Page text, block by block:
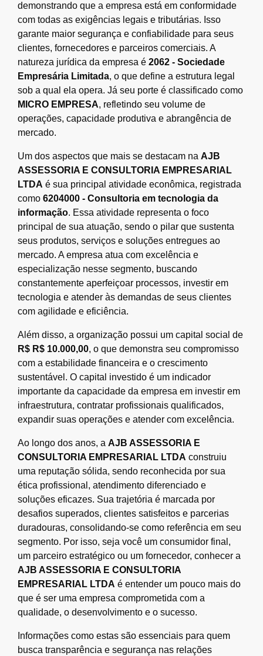
demonstrando que a empresa está em conformidade
com todas as exigências legais e tributárias. Isso
garante maior segurança e confiabilidade para seus
clientes, fornecedores e parceiros comerciais. A
natureza jurídica da empresa é 2062 - Sociedade
Empresária Limitada, o que define a estrutura legal
sob a qual ela opera. Já seu porte é classificado como
MICRO EMPRESA, refletindo seu volume de
operações, capacidade produtiva e abrangência de
mercado.
Um dos aspectos que mais se destacam na AJB
ASSESSORIA E CONSULTORIA EMPRESARIAL
LTDA é sua principal atividade econômica, registrada
como 6204000 - Consultoria em tecnologia da
informação. Essa atividade representa o foco
principal de sua atuação, sendo o pilar que sustenta
seus produtos, serviços e soluções entregues ao
mercado. A empresa atua com excelência e
especialização nesse segmento, buscando
constantemente aperfeiçoar processos, investir em
tecnologia e atender às demandas de seus clientes
com agilidade e eficiência.
Além disso, a organização possui um capital social de
R$ R$ 10.000,00, o que demonstra seu compromisso
com a estabilidade financeira e o crescimento
sustentável. O capital investido é um indicador
importante da capacidade da empresa em investir em
infraestrutura, contratar profissionais qualificados,
expandir suas operações e atender com excelência.
Ao longo dos anos, a AJB ASSESSORIA E
CONSULTORIA EMPRESARIAL LTDA construiu
uma reputação sólida, sendo reconhecida por sua
ética profissional, atendimento diferenciado e
soluções eficazes. Sua trajetória é marcada por
desafios superados, clientes satisfeitos e parcerias
duradouras, consolidando-se como referência em seu
segmento. Por isso, seja você um consumidor final,
um parceiro estratégico ou um fornecedor, conhecer a
AJB ASSESSORIA E CONSULTORIA
EMPRESARIAL LTDA é entender um pouco mais do
que é ser uma empresa comprometida com a
qualidade, o desenvolvimento e o sucesso.
Informações como estas são essenciais para quem
busca transparência e segurança nas relações